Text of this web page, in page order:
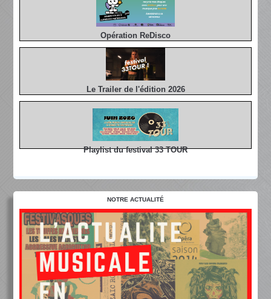
Opération ReDisco
Le Trailer de l'édition 2026
Playlist du festival 33 TOUR
NOTRE ACTUALITÉ